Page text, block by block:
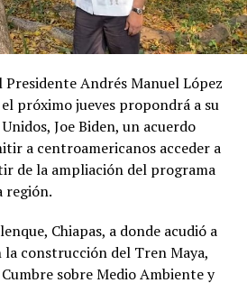
Presidente Andrés Manuel López
próximo jueves propondrá a su
Joe Biden, un acuerdo
a centroamericanos acceder a
de la ampliación del programa
región.
Chiapas, a donde acudió a
la construcción del Tren Maya,
sobre Medio Ambiente y